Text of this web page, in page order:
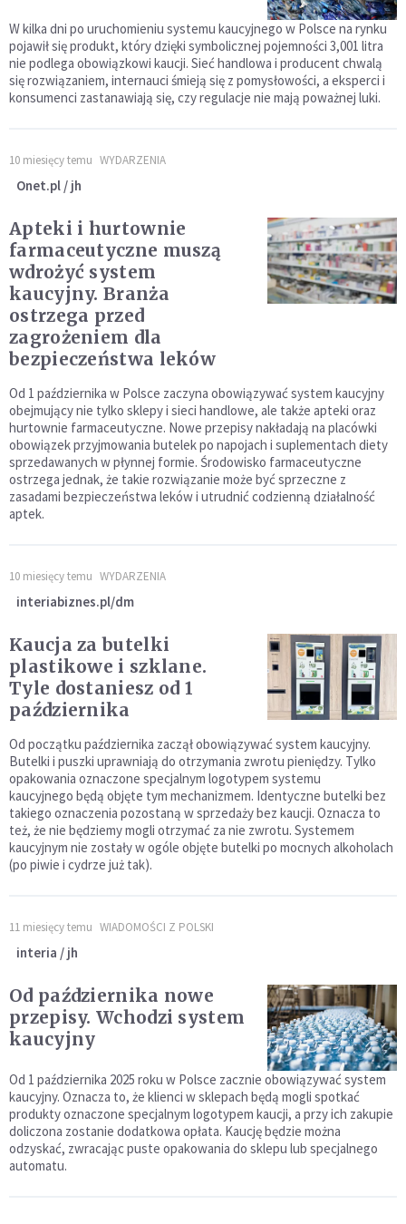
W kilka dni po uruchomieniu systemu kaucyjnego w Polsce na rynku
pojawił się produkt, który dzięki symbolicznej pojemności 3,001 litra
nie podlega obowiązkowi kaucji. Sieć handlowa i producent chwalą
się rozwiązaniem, internauci śmieją się z pomysłowości, a eksperci i
konsumenci zastanawiają się, czy regulacje nie mają poważnej luki.
10 miesięcy temu WYDARZENIA
Onet.pl / jh
Apteki i hurtownie
farmaceutyczne muszą
wdrożyć system
kaucyjny. Branża
ostrzega przed
zagrożeniem dla
bezpieczeństwa leków
Od 1 października w Polsce zaczyna obowiązywać system kaucyjny
obejmujący nie tylko sklepy i sieci handlowe, ale także apteki oraz
hurtownie farmaceutyczne. Nowe przepisy nakładają na placówki
obowiązek przyjmowania butelek po napojach i suplementach diety
sprzedawanych w płynnej formie. Środowisko farmaceutyczne
ostrzega jednak, że takie rozwiązanie może być sprzeczne z
zasadami bezpieczeństwa leków i utrudnić codzienną działalność
aptek.
10 miesięcy temu WYDARZENIA
interiabiznes.pl/dm
Kaucja za butelki
plastikowe i szklane.
Tyle dostaniesz od 1
października
Od początku października zaczął obowiązywać system kaucyjny.
Butelki i puszki uprawniają do otrzymania zwrotu pieniędzy. Tylko
opakowania oznaczone specjalnym logotypem systemu
kaucyjnego będą objęte tym mechanizmem. Identyczne butelki bez
takiego oznaczenia pozostaną w sprzedaży bez kaucji. Oznacza to
też, że nie będziemy mogli otrzymać za nie zwrotu. Systemem
kaucyjnym nie zostały w ogóle objęte butelki po mocnych alkoholach
(po piwie i cydrze już tak).
11 miesięcy temu WIADOMOŚCI Z POLSKI
interia / jh
Od października nowe
przepisy. Wchodzi system
kaucyjny
Od 1 października 2025 roku w Polsce zacznie obowiązywać system
kaucyjny. Oznacza to, że klienci w sklepach będą mogli spotkać
produkty oznaczone specjalnym logotypem kaucji, a przy ich zakupie
doliczona zostanie dodatkowa opłata. Kaucję będzie można
odzyskać, zwracając puste opakowania do sklepu lub specjalnego
automatu.